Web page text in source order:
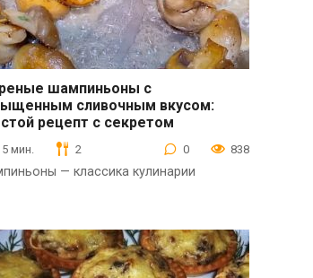
шампиньоны с
сливочным вкусом:
рецепт с секретом
мин. 2 0 838
— классика кулинарии